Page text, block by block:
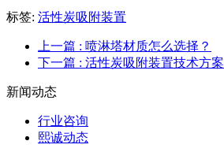
标签: 活性炭吸附装置
上一篇 : 喷淋塔材质怎么选择？
下一篇 : 活性炭吸附装置技术方案
新闻动态
行业咨询
熙诚动态